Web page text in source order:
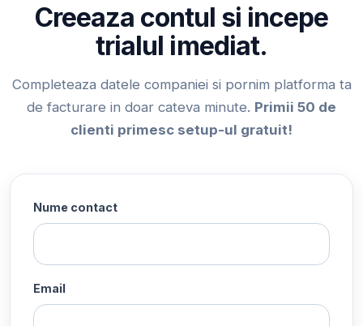
Creeaza contul si incepe
trialul imediat.
Completeaza datele companiei si pornim platforma ta
de facturare in doar cateva minute. Primii 50 de
clienti primesc setup-ul gratuit!
Nume contact
Email